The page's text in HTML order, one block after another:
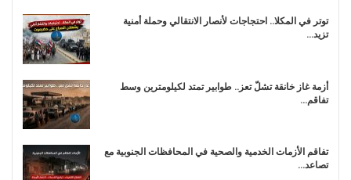
توتر في المكلا.. احتجاجات لأنصار الانتقالي وحملة أمنية
تزيد…
أزمة غاز خانقة تشلّ تعز.. طوابير تمتد لكيلومترين وسط
تفاقم…
تفاقم الأزمات الخدمية والصحية في المحافظات الجنوبية مع
تصاعد…